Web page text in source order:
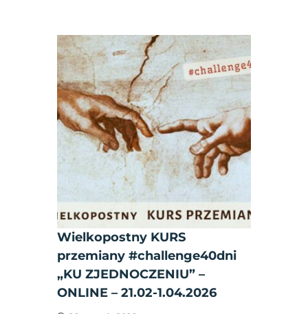
Wielkopostny KURS
przemiany #challenge40dni
„KU ZJEDNOCZENIU” –
ONLINE – 21.02-1.04.2026